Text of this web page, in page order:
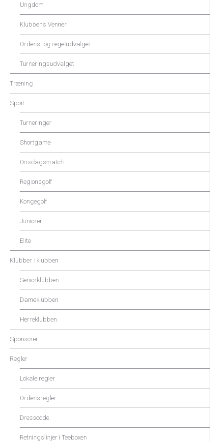
Ungdom
Klubbens Venner
Ordens- og regeludvalget
Turneringsudvalget
Træning
Sport
Turneringer
Shortgame
Onsdagsmatch
Regionsgolf
Kongegolf
Juniorer
Elite
Klubber i klubben
Seniorklubben
Dameklubben
Herreklubben
Sponsorer
Regler
Lokale regler
Ordensregler
Dresscode
Retningslinjer i Teeboxen